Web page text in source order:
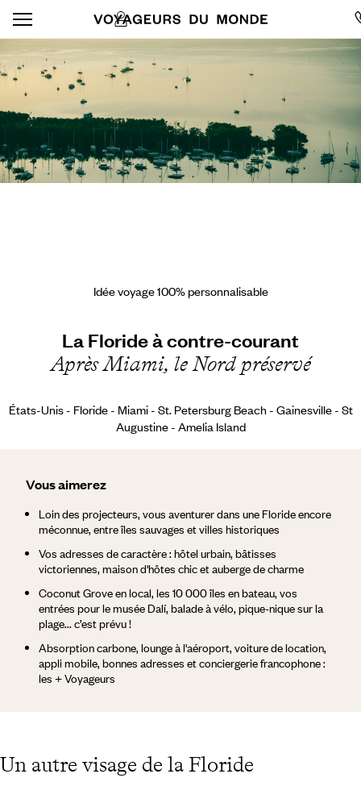
Idée voyage 100% personnalisable
La Floride à contre-courant
Après Miami, le Nord préservé
États-Unis - Floride - Miami - St. Petersburg Beach - Gainesville - St
Augustine - Amelia Island
Un autre visage de la Floride
Vous aimerez
Loin des projecteurs, vous aventurer dans une Floride encore
méconnue, entre îles sauvages et villes historiques
Vos adresses de caractère : hôtel urbain, bâtisses
victoriennes, maison d'hôtes chic et auberge de charme
Coconut Grove en local, les 10 000 îles en bateau, vos
entrées pour le musée Dalí, balade à vélo, pique-nique sur la
plage... c’est prévu !
Absorption carbone, lounge à l'aéroport, voiture de location,
appli mobile, bonnes adresses et conciergerie francophone :
les + Voyageurs